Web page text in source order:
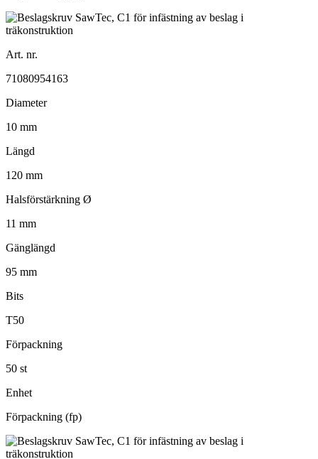
Art. nr.
71080954163
Diameter
10 mm
Längd
120 mm
Halsförstärkning Ø
11 mm
Gänglängd
95 mm
Bits
T50
Förpackning
50 st
Enhet
Förpackning (fp)